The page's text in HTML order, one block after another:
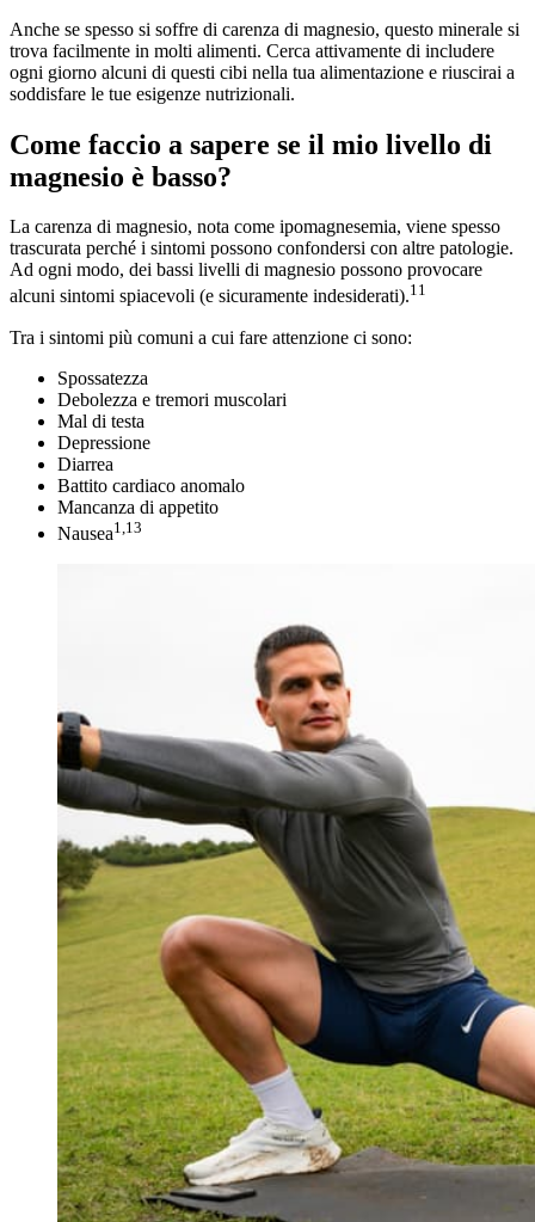
Anche se spesso si soffre di carenza di magnesio, questo minerale si
trova facilmente in molti alimenti. Cerca attivamente di includere
ogni giorno alcuni di questi cibi nella tua alimentazione e riuscirai a
soddisfare le tue esigenze nutrizionali.
Come faccio a sapere se il mio livello di
magnesio è basso?
La carenza di magnesio, nota come ipomagnesemia, viene spesso
trascurata perché i sintomi possono confondersi con altre patologie.
Ad ogni modo, dei bassi livelli di magnesio possono provocare
alcuni sintomi spiacevoli (e sicuramente indesiderati).11
Tra i sintomi più comuni a cui fare attenzione ci sono:
Spossatezza
Debolezza e tremori muscolari
Mal di testa
Depressione
Diarrea
Battito cardiaco anomalo
Mancanza di appetito
Nausea1,13